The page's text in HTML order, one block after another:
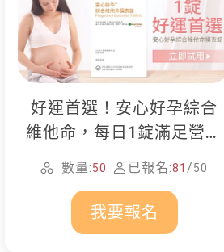
好運首選！安心好孕綜合
維他命，每日1錠滿足營養
所需
數量:50 已報名:81 /50
我要報名